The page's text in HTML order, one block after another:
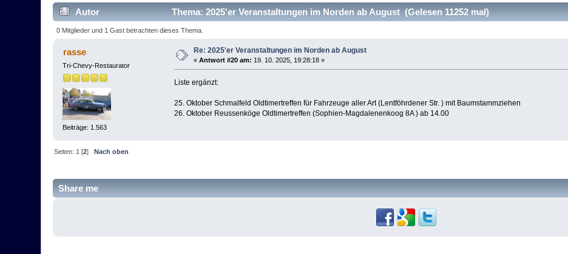
Autor Thema: 2025'er Veranstaltungen im Norden ab August (Gelesen 11252 mal)
0 Mitglieder und 1 Gast betrachten dieses Thema.
rasse
Tri-Chevy-Restaurator
Beiträge: 1.563
Re: 2025'er Veranstaltungen im Norden ab August
«Antwort #20 am: 19. 10. 2025, 19:28:18 »
Liste ergänzt:
25. Oktober Schmalfeld Oldtimertreffen für Fahrzeuge aller Art (Lentföhrdener Str. ) mit Baumstammziehen
26. Oktober Reussenköge Oldtimertreffen (Sophien-Magdalenenkoog 8A ) ab 14.00
Seiten:1 [2]
Nach oben
Share me